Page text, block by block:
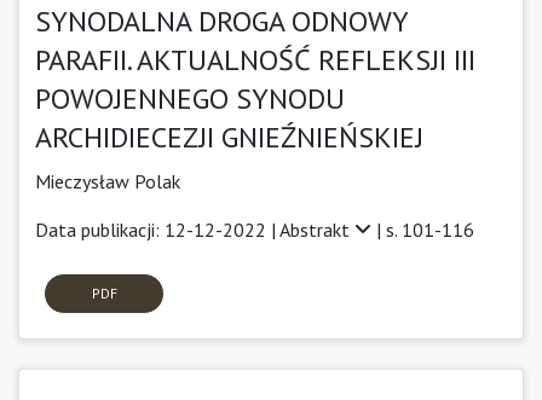
SYNODALNA DROGA ODNOWY
PARAFII. AKTUALNOŚĆ REFLEKSJI III
POWOJENNEGO SYNODU
ARCHIDIECEZJI GNIEŹNIEŃSKIEJ
Mieczysław Polak
Data publikacji: 12-12-2022 | Abstrakt | s. 101-116
PDF